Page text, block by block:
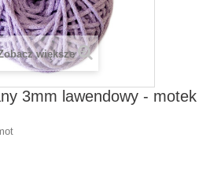
większe
3mm lawendowy - motek